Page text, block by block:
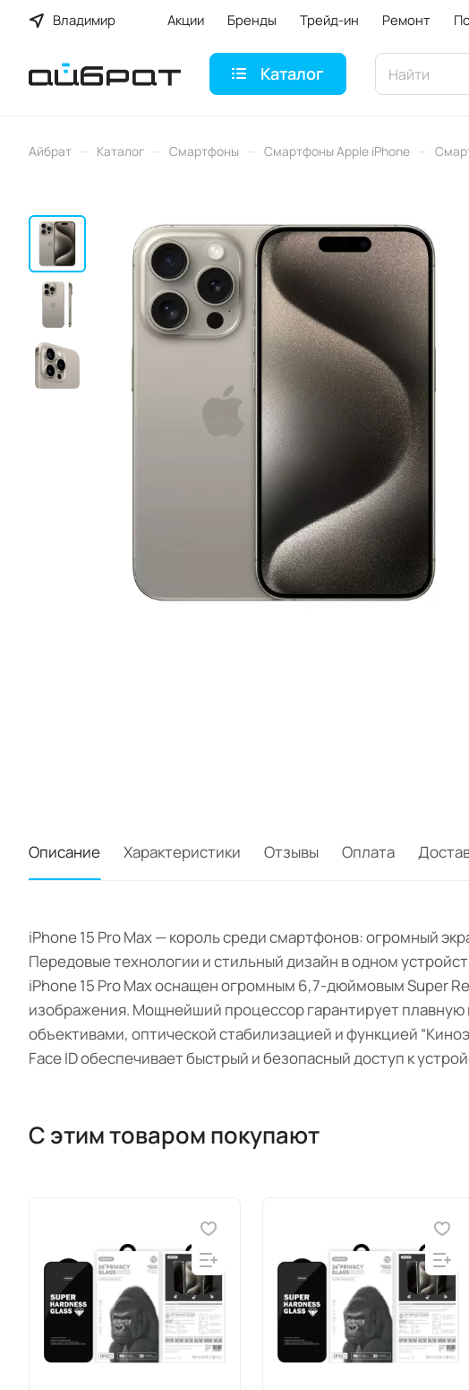
Владимир Акции Бренды Трейд-ин Ремонт
Каталог
Айбрат – Каталог – Смартфоны – Смартфоны Apple iPhone –
Описание Характеристики Отзывы Оплата
iPhone 15 Pro Max — король среди смартфонов: огромный
Передовые технологии и стильный дизайн в одном
iPhone 15 Pro Max оснащен огромным 6,7-дюймовым Super
изображения. Мощнейший процессор гарантирует
объективами, оптической стабилизацией и функцией
Face ID обеспечивает быстрый и безопасный доступ к
С этим товаром покупают